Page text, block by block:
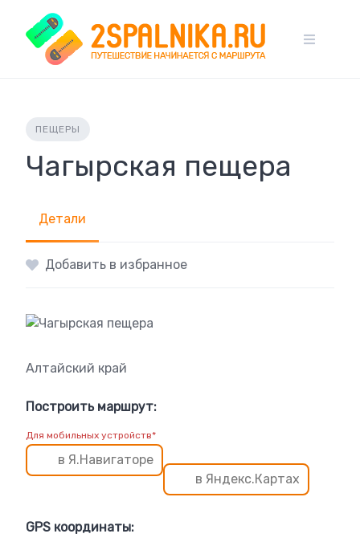
content
ПЕЩЕРЫ
Чагырская пещера
Детали
Добавить в избранное
Алтайский край
Построить маршрут:
Для мобильных устройств*
в Я.Навигаторе
в Яндекс.Картах
GPS координаты: